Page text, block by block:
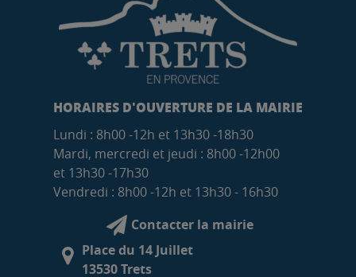
HORAIRES D'OUVERTURE DE LA MAIRIE
Lundi : 8h00 -12h et 13h30 -18h30
Mardi, mercredi et jeudi : 8h00 -12h00
et 13h30 -17h30
Vendredi : 8h00 -12h et 13h30 - 16h30
Contacter la mairie
Place du 14 Juillet
13530 Trets